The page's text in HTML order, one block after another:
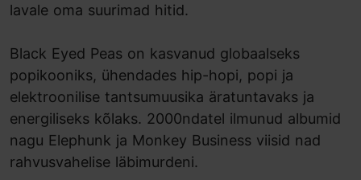
lavale oma suurimad hitid.
Black Eyed Peas on kasvanud globaalseks
popikooniks, ühendades hip-hopi, popi ja
elektroonilise tantsumuusika äratuntavaks ja
energiliseks kõlaks. 2000ndatel ilmunud albumid
nagu Elephunk ja Monkey Business viisid nad
rahvusvahelise läbimurdeni.